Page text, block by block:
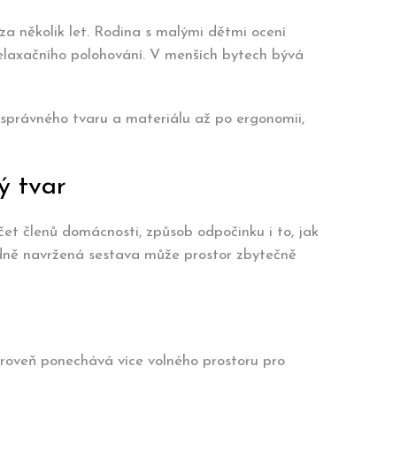
několik let. Rodina s malými dětmi ocení
polohování. V menších bytech bývá
tvaru a materiálu až po ergonomii,
tvar
členů domácnosti, způsob odpočinku i to, jak
navržená sestava může prostor zbytečně
ponechává více volného prostoru pro